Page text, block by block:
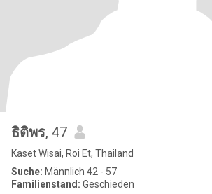
ธิติพร, 47
Kaset Wisai, Roi Et, Thailand
Suche: Männlich 42 - 57
Familienstand: Geschieden